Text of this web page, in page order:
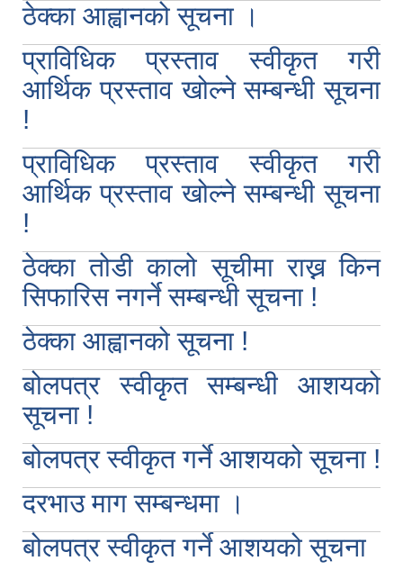
ठेक्का आह्वानको सूचना ।
प्राविधिक प्रस्ताव स्वीकृत गरी
आर्थिक प्रस्ताव खोल्ने सम्बन्धी सूचना
!
प्राविधिक प्रस्ताव स्वीकृत गरी
आर्थिक प्रस्ताव खोल्ने सम्बन्धी सूचना
!
ठेक्का तोडी कालो सूचीमा राख्न किन
सिफारिस नगर्ने सम्बन्धी सूचना !
ठेक्का आह्वानको सूचना !
बोलपत्र स्वीकृत सम्बन्धी आशयको
सूचना !
बोलपत्र स्वीकृत गर्ने आशयको सूचना !
दरभाउ माग सम्बन्धमा ।
बोलपत्र स्वीकृत गर्ने आशयको सूचना